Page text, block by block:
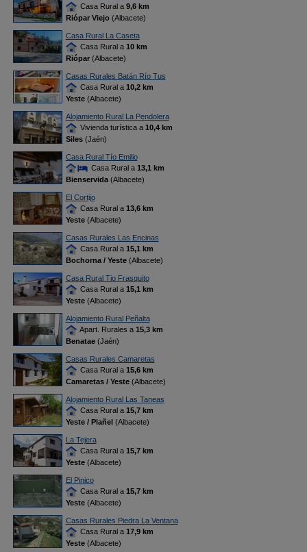
Casa Rural a 9,6 km
Riópar Viejo(Albacete)
Casa Rural La Caseta
Casa Rural a 10 km
Riópar(Albacete)
Casas Rurales Batán Río Tus
Casa Rural a 10,2 km
Yeste(Albacete)
Alojamiento Rural La Pendolera
Vivienda turística a 10,4 km
Siles(Jaén)
Casa Rural Tío Emilio
Casa Rural a 13,1 km
Bienservida(Albacete)
El Cortijo
Casa Rural a 13,6 km
Yeste(Albacete)
Casas Rurales Las Encinas
Casa Rural a 15,1 km
Bochorna / Yeste(Albacete)
Casa Rural Tio Frasquito
Casa Rural a 15,1 km
Yeste(Albacete)
Alojamiento Rural Peñalta
Apart. Rurales a 15,3 km
Benatae(Jaén)
Casas Rurales Camaretas
Casa Rural a 15,6 km
Camaretas / Yeste(Albacete)
Alojamiento Rural Las Taneas
Casa Rural a 15,7 km
Yeste / Plañel(Albacete)
La Tejera
Casa Rural a 15,7 km
Yeste(Albacete)
El Pinico
Casa Rural a 15,7 km
Yeste(Albacete)
Casas Rurales Piedra La Ventana
Casa Rural a 17,9 km
Yeste(Albacete)